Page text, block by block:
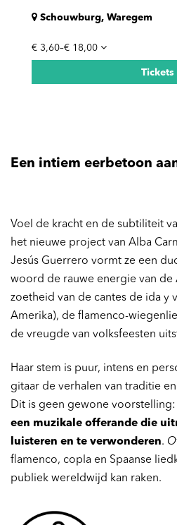
Schouwburg, Waregem
€ 3,60–€ 18,00
Tickets
Een intiem eerbetoon
Voel de kracht en de subtiliteit
het nieuwe project van Alba
Jesús Guerrero vormt ze een
woord de rauwe energie van de
zoetheid van de cantes de ida y
Amerika), de flamenco-
de vreugde van volksfeesten
Haar stem is puur, intens en
gitaar de verhalen van traditie
Dit is geen gewone voorstelling:
een muzikale offerande die
luisteren en te verwonderen.
flamenco, copla en Spaanse
publiek wereldwijd kan raken.